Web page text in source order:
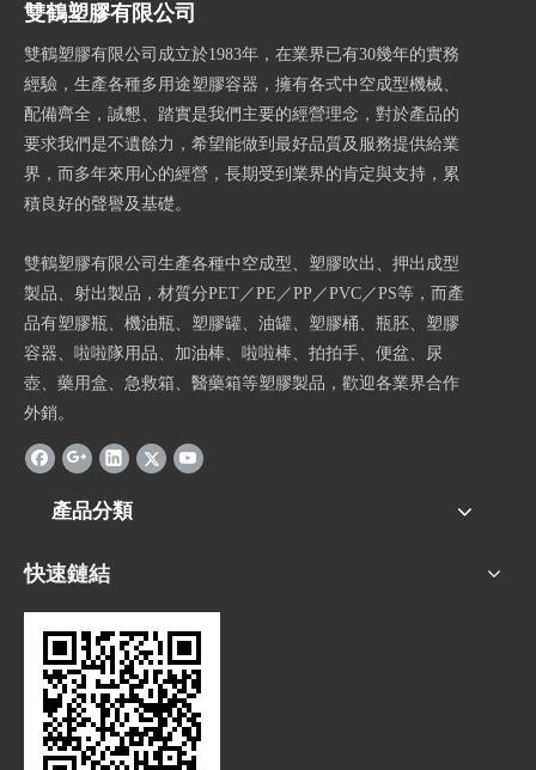
雙鶴塑膠有限公司
雙鶴塑膠有限公司成立於1983年，在業界已有30幾年的實務
經驗，生產各種多用途塑膠容器，擁有各式中空成型機械、
配備齊全，誠懇、踏實是我們主要的經營理念，對於產品的
要求我們是不遺餘力，希望能做到最好品質及服務提供給業
界，而多年來用心的經營，長期受到業界的肯定與支持，累
積良好的聲譽及基礎。
雙鶴塑膠有限公司生產各種中空成型、塑膠吹出、押出成型
製品、射出製品，材質分PET／PE／PP／PVC／PS等，而產
品有塑膠瓶、機油瓶、塑膠罐、油罐、塑膠桶、瓶胚、塑膠
容器、啦啦隊用品、加油棒、啦啦棒、拍拍手、便盆、尿
壺、藥用盒、急救箱、醫藥箱等塑膠製品，歡迎各業界合作
外銷。
產品分類
快速鏈結